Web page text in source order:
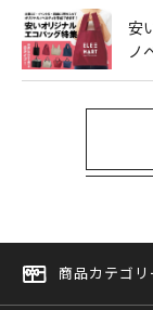
安
ノ
商品カテゴリ